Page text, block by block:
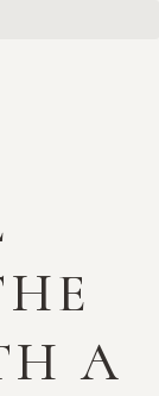
A